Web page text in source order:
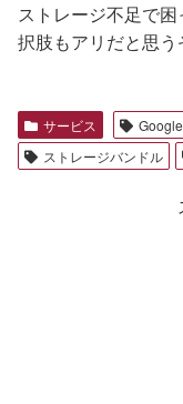
ストレージ不足で
択肢もアリだと思う
サービス Google
ストレージバンドル